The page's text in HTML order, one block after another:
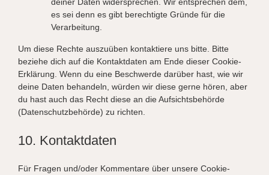
es sei denn es gibt berechtigte Gründe für die
Verarbeitung.
Um diese Rechte auszuüben kontaktiere uns bitte. Bitte
beziehe dich auf die Kontaktdaten am Ende dieser Cookie-
Erklärung. Wenn du eine Beschwerde darüber hast, wie wir
deine Daten behandeln, würden wir diese gerne hören, aber
du hast auch das Recht diese an die Aufsichtsbehörde
(Datenschutzbehörde) zu richten.
10. Kontaktdaten
Für Fragen und/oder Kommentare über unsere Cookie-